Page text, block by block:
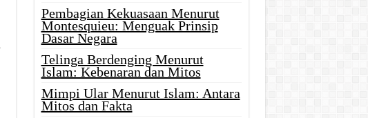
Pembagian Kekuasaan Menurut
Montesquieu: Menguak Prinsip
Dasar Negara
Telinga Berdenging Menurut
Islam: Kebenaran dan Mitos
Mimpi Ular Menurut Islam: Antara
Mitos dan Fakta